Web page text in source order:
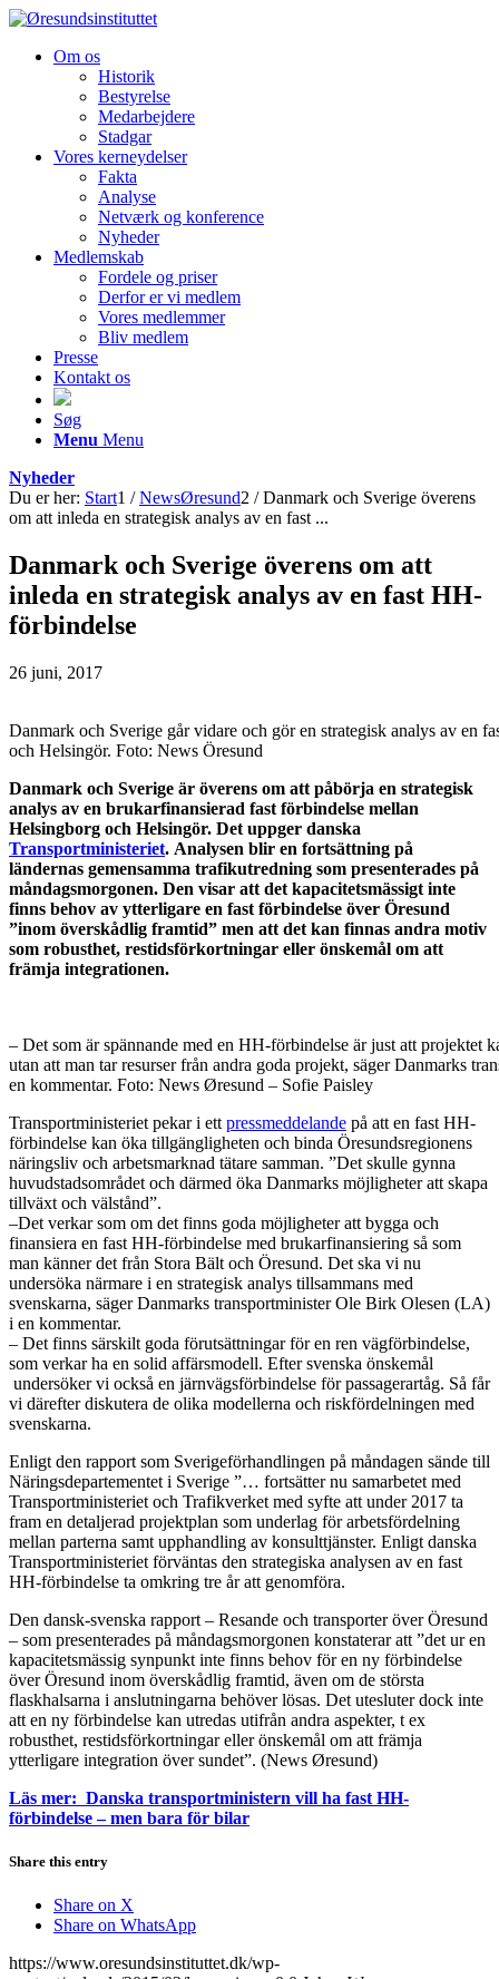
Om os
Historik
Bestyrelse
Medarbejdere
Stadgar
Vores kerneydelser
Fakta
Analyse
Netværk og konference
Nyheder
Medlemskab
Fordele og priser
Derfor er vi medlem
Vores medlemmer
Bliv medlem
Presse
Kontakt os
Søg
Menu Menu
Nyheder
Du er her: Start1 / NewsØresund2 / Danmark och Sverige överens
om att inleda en strategisk analys av en fast ...
Danmark och Sverige överens om att
inleda en strategisk analys av en fast HH-
förbindelse
26 juni, 2017
Danmark och Sverige går vidare och gör en strategisk analys av en
och Helsingör. Foto: News Öresund
Danmark och Sverige är överens om att påbörja en strategisk
analys av en brukarfinansierad fast förbindelse mellan
Helsingborg och Helsingör. Det uppger danska
Transportministeriet. Analysen blir en fortsättning på
ländernas gemensamma trafikutredning som presenterades på
måndagsmorgonen. Den visar att det kapacitetsmässigt inte
finns behov av ytterligare en fast förbindelse över Öresund
”inom överskådlig framtid” men att det kan finnas andra motiv
som robusthet, restidsförkortningar eller önskemål om att
främja integrationen.
– Det som är spännande med en HH-förbindelse är just att projektet
utan att man tar resurser från andra goda projekt, säger Danmarks
en kommentar. Foto: News Øresund – Sofie Paisley
Transportministeriet pekar i ett pressmeddelande på att en fast HH-
förbindelse kan öka tillgängligheten och binda Öresundsregionens
näringsliv och arbetsmarknad tätare samman. ”Det skulle gynna
huvudstadsområdet och därmed öka Danmarks möjligheter att skapa
tillväxt och välstånd”.
–Det verkar som om det finns goda möjligheter att bygga och
finansiera en fast HH-förbindelse med brukarfinansiering så som
man känner det från Stora Bält och Öresund. Det ska vi nu
undersöka närmare i en strategisk analys tillsammans med
svenskarna, säger Danmarks transportminister Ole Birk Olesen (LA)
i en kommentar.
– Det finns särskilt goda förutsättningar för en ren vägförbindelse,
som verkar ha en solid affärsmodell. Efter svenska önskemål
undersöker vi också en järnvägsförbindelse för passagerartåg. Så får
vi därefter diskutera de olika modellerna och riskfördelningen med
svenskarna.
Enligt den rapport som Sverigeförhandlingen på måndagen sände till
Näringsdepartementet i Sverige ”… fortsätter nu samarbetet med
Transportministeriet och Trafikverket med syfte att under 2017 ta
fram en detaljerad projektplan som underlag för arbetsfördelning
mellan parterna samt upphandling av konsulttjänster. Enligt danska
Transportministeriet förväntas den strategiska analysen av en fast
HH-förbindelse ta omkring tre år att genomföra.
Den dansk-svenska rapport – Resande och transporter över Öresund
– som presenterades på måndagsmorgonen konstaterar att ”det ur en
kapacitetsmässig synpunkt inte finns behov för en ny förbindelse
över Öresund inom överskådlig framtid, även om de största
flaskhalsarna i anslutningarna behöver lösas. Det utesluter dock inte
att en ny förbindelse kan utredas utifrån andra aspekter, t ex
robusthet, restidsförkortningar eller önskemål om att främja
ytterligare integration över sundet”. (News Øresund)
Läs mer: Danska transportministern vill ha fast HH-
förbindelse – men bara för bilar
Share this entry
Share on X
Share on WhatsApp
https://www.oresundsinstituttet.dk/wp-